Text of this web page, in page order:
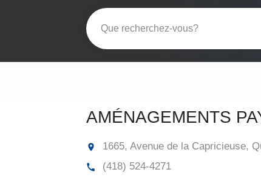
AMÉNAGEMENTS
1665, Avenue de la Capricieuse,
(418) 524-4271